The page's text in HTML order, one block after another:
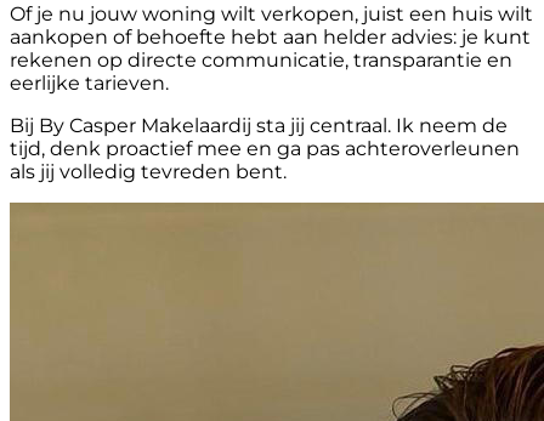
Of je nu jouw woning wilt verkopen, juist een huis wilt
aankopen of behoefte hebt aan helder advies: je kunt
rekenen op directe communicatie, transparantie en
eerlijke tarieven.
Bij By Casper Makelaardij sta jij centraal. Ik neem de
tijd, denk proactief mee en ga pas achteroverleunen
als jij volledig tevreden bent.